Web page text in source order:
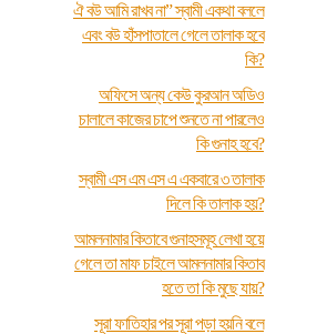
ঐ বউ আমি রাখব না” স্বামী একথা বললে
এবং বউ হাঁসপাতালে গেলে তালাক হবে
কি?
অফিসে অন্য কেউ কুরআন অডিও
চালালে কাজের চাপে শুনতে না পারলেও
কি গুনাহ হবে?
স্বামী এস এম এস এ একবারে ৩ তালাক
দিলে কি তালাক হয়?
আমলনামার কিতাবে গুনাহসমূহ লেখা হয়ে
গেলে তা মাফ চাইলে আমলনামার কিতাব
হতে তা কি মুছে যায়?
সূরা ফাতিহার পর সূরা পড়া হয়নি বলে